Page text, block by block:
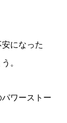
になった
。
ワーストー